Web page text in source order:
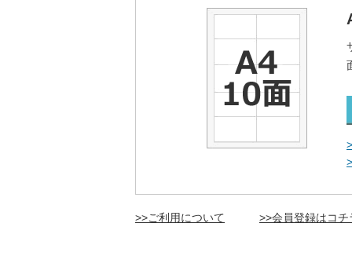
>>ご利用について >>会員登録はコチ